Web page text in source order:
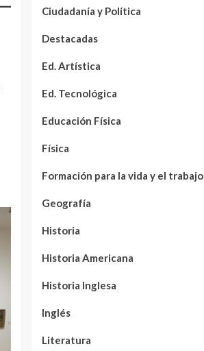
Ciudadanía y Política
Destacadas
Ed. Artística
Ed. Tecnológica
Educación Física
Física
Formación para la vida y el trabajo
Geografía
Historia
Historia Americana
Historia Inglesa
Inglés
Literatura